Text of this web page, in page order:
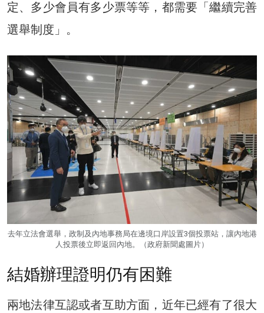
定、多少會員有多少票等等，都需要「繼續完善
選舉制度」。
去年立法會選舉，政制及內地事務局在邊境口岸設置3個投票站，讓內地港
人投票後立即返回內地。（政府新聞處圖片）
結婚辦理證明仍有困難
兩地法律互認或者互助方面，近年已經有了很大